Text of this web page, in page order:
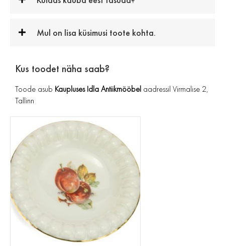
Mul on lisa küsimusi toote kohta.
Kus toodet näha saab?
Toode asub Kaupluses Idla Antiikmööbel aadressil Virmalise 2,
Tallinn